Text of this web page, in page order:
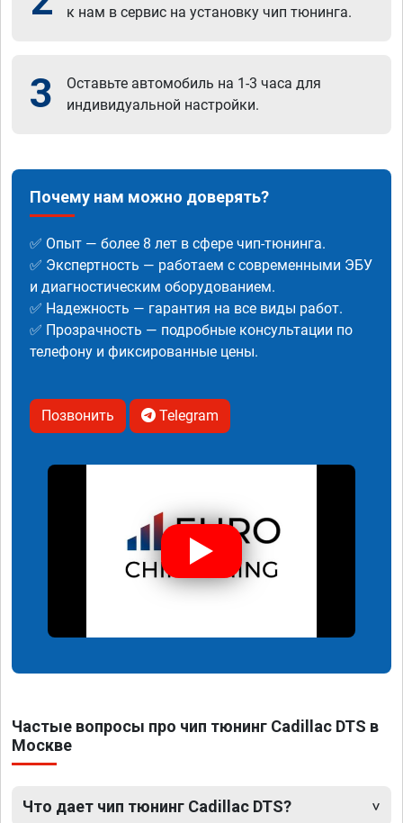
к нам в сервис на установку чип тюнинга.
3
Оставьте автомобиль на 1-3 часа для
индивидуальной настройки.
Почему нам можно доверять?
✅ Опыт — более 8 лет в сфере чип-тюнинга.
✅ Экспертность — работаем с современными ЭБУ
и диагностическим оборудованием.
✅ Надежность — гарантия на все виды работ.
✅ Прозрачность — подробные консультации по
телефону и фиксированные цены.
Позвонить Telegram
Частые вопросы про чип тюнинг Cadillac DTS в
Москве
Что дает чип тюнинг Cadillac DTS?